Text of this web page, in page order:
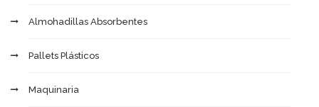
Almohadillas Absorbentes
Pallets Plásticos
Maquinaria